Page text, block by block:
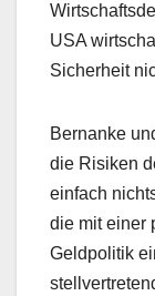
USA
Sicherheit
Bernanke
die Risiken
einfach
die mit einer
Geldpolitik